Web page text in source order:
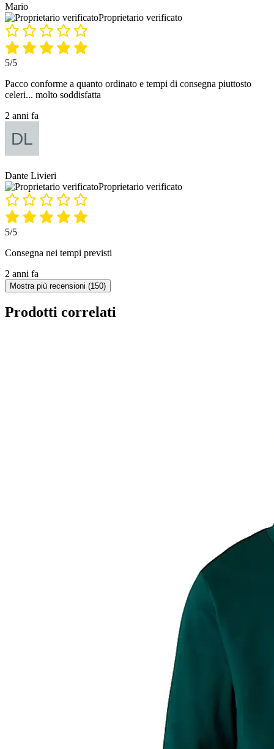
Mario
Proprietario verificato
5/5
Pacco conforme a quanto ordinato e tempi di consegna piuttosto
celeri... molto soddisfatta
2 anni fa
Dante Livieri
Proprietario verificato
5/5
Consegna nei tempi previsti
2 anni fa
Mostra più recensioni (150)
Prodotti correlati